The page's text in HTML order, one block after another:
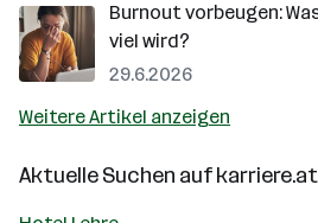
Burnout vorbeugen:
viel wird?
29.6.2026
Weitere Artikel anzeigen
Aktuelle Suchen aufkarriere.at